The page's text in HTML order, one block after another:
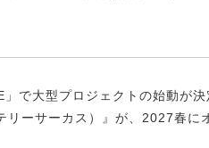
で大型プロジェクトの始動が決
ーサーカス）』が、2027春に